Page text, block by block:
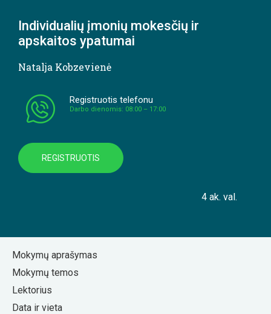
Individualių įmonių mokesčių ir
apskaitos ypatumai
Natalja Kobzevienė
Registruotis telefonu
Darbo dienomis: 08:00 – 17:00
REGISTRUOTIS
4 ak. val.
Mokymų aprašymas
Mokymų temos
Lektorius
Data ir vieta